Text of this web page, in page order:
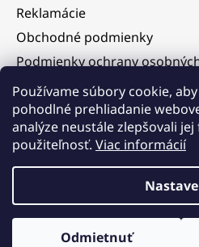
Používame súbory cookie,
pohodlné prehliadanie
analýze neustále zlepšovali
použiteľnosť. Viac informácií
Odmietnuť
dovolenku. V tomto období budú
expedícia však bude dočasne
vybavovanie a odosielanie
poradí, v akom boli prijaté. Ďakujeme
Reklamácie
Obchodné podmienky
Podmienky ochrany
Služby
Hodnotenie obchodu
Blog
Vytvoril
Copyright 2026JK Design .